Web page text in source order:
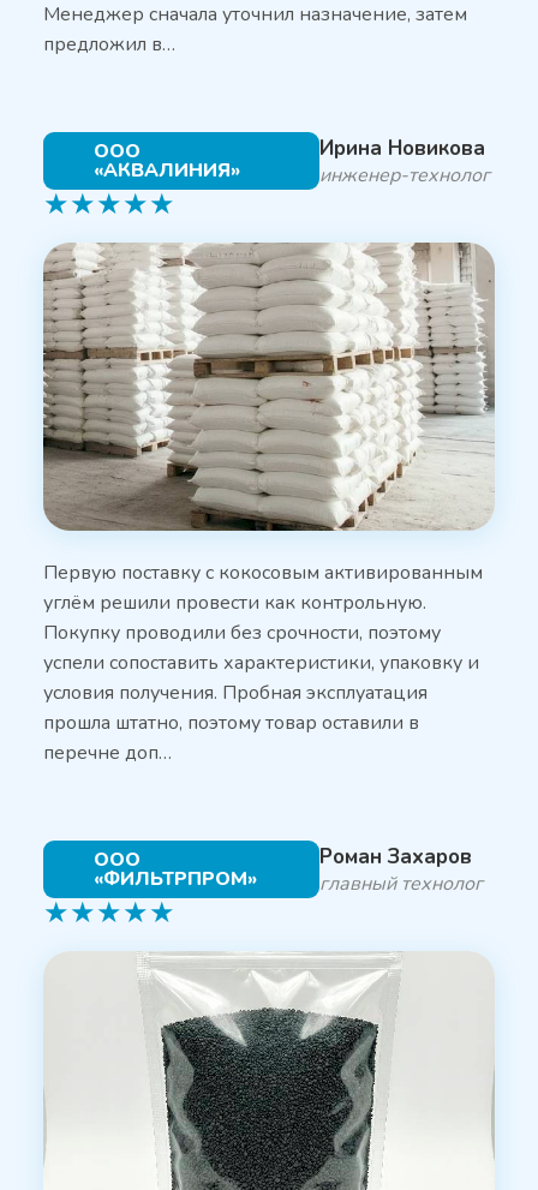
Менеджер сначала уточнил назначение, затем
предложил в…
ООО
«АКВАЛИНИЯ»
Ирина Новикова
инженер-технолог
★★★★★
Первую поставку с кокосовым активированным
углём решили провести как контрольную.
Покупку проводили без срочности, поэтому
успели сопоставить характеристики, упаковку и
условия получения. Пробная эксплуатация
прошла штатно, поэтому товар оставили в
перечне доп…
ООО
«ФИЛЬТРПРОМ»
Роман Захаров
главный технолог
★★★★★